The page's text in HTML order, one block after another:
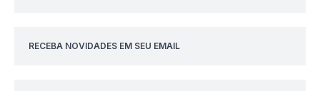
RECEBA NOVIDADES EM SEU EMAIL